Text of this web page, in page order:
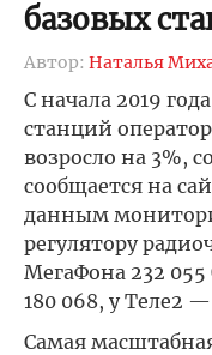
базовых
Автор: Наталья
С начала 2019
станций
возросло на 3%,
сообщается на
данным
регулятору
МегаФона 232
180 068, у Теле2
Самая